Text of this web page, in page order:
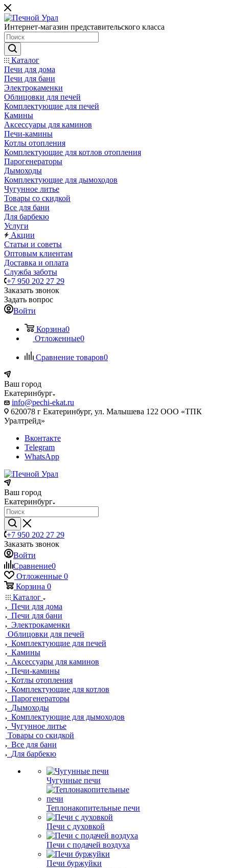
Интернет-магазин представительского класса
Каталог
Печи для дома
Печи для бани
Электрокаменки
Облицовки для печей
Комплектующие для печей
Камины
Аксессуары для каминов
Печи-камины
Котлы отопления
Комплектующие для котлов отопления
Парогенераторы
Дымоходы
Комплектующие для дымоходов
Чугунное литье
Товары со скидкой
Все для бани
Для барбекю
Услуги
Акции
Статьи и советы
Оптовым клиентам
Доставка и оплата
Служба заботы
+7 950 202 27 29
Заказать звонок
Задать вопрос
Войти
Корзина0
Отложенные0
Сравнение товаров0
Ваш город
Екатеринбург
info@pechi-ekat.ru
620078 г Екатеринбург, ул. Малышева 122 ООО «ТПК
Уралтрейд»
Вконтакте
Telegram
WhatsApp
Ваш город
Екатеринбург
+7 950 202 27 29
Заказать звонок
Войти
Сравнение0
Отложенные 0
Корзина 0
Каталог
Печи для дома
Печи для бани
Электрокаменки
Облицовки для печей
Комплектующие для печей
Камины
Аксессуары для каминов
Печи-камины
Котлы отопления
Комплектующие для котлов
Парогенераторы
Дымоходы
Комплектующие для дымоходов
Чугунное литье
Товары со скидкой
Все для бани
Для барбекю
Чугунные печи
Теплонакопительные печи
Печи с духовкой
Печи с подачей воздуха
Печи буржуйки